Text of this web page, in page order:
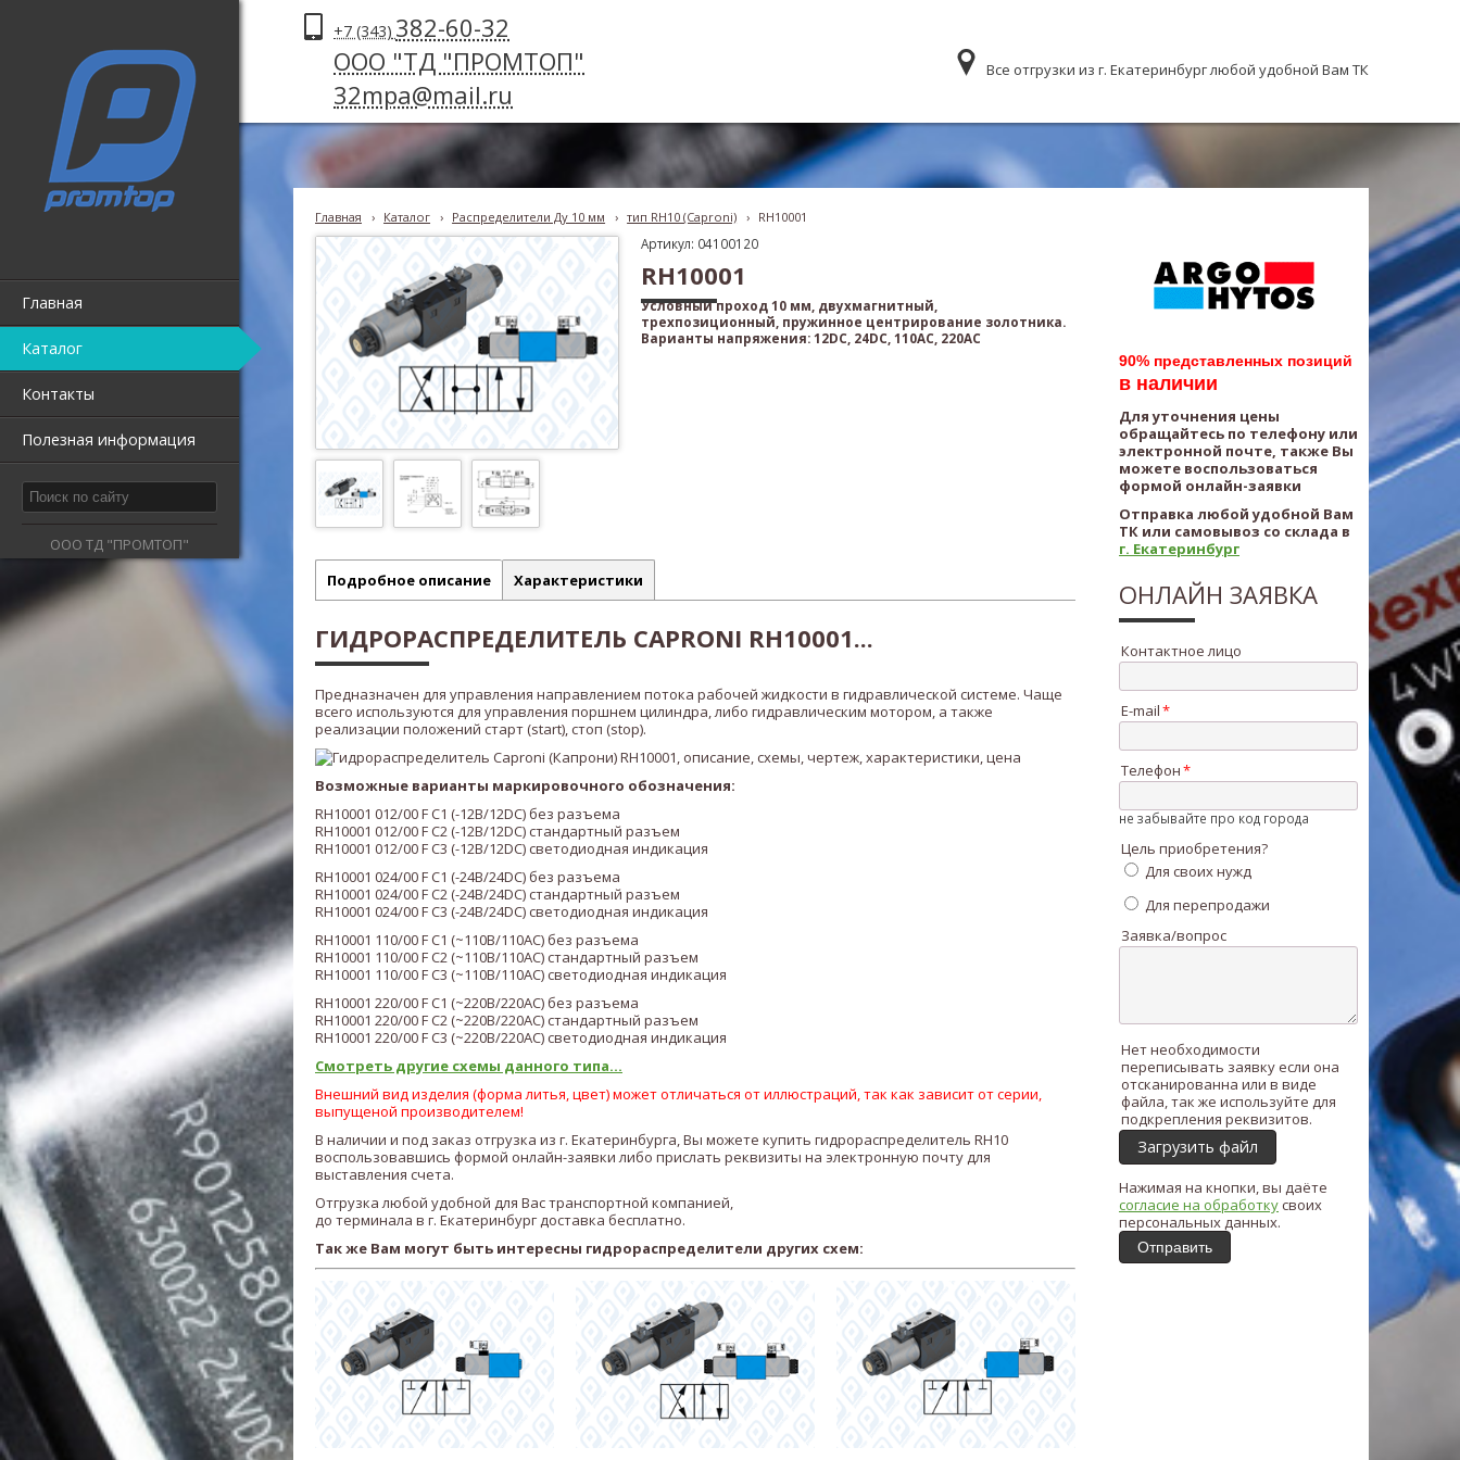
Главная
Каталог
Контакты
Полезная информация
ООО ТД "ПРОМТОП"
+7 (343) 382-60-32
ООО "ТД "ПРОМТОП"
32mpa@mail.ru
Все отгрузки из г. Екатеринбург любой удобной Вам ТК
Главная › Каталог › Распределители Ду 10 мм › тип RH10 (Caproni) › RH10001
Артикул: 04100120
RH10001
Условный проход 10 мм, двухмагнитный,
трехпозиционный, пружинное центрирование золотника.
Варианты напряжения: 12DC, 24DC, 110AC, 220AC
Подробное описание Характеристики
ГИДРОРАСПРЕДЕЛИТЕЛЬ CAPRONI RH10001...
Предназначен для управления направлением потока рабочей жидкости в гидравлической системе. Чаще
всего используются для управления поршнем цилиндра, либо гидравлическим мотором, а также
реализации положений старт (start), стоп (stop).
Возможные варианты маркировочного обозначения:
RH10001 012/00F C1 (-12В/12DC)без разъема
RH10001 012/00F C2 (-12В/12DC)стандартный разъем
RH10001 012/00F C3 (-12В/12DC)светодиодная индикация
RH10001 024/00F C1 (-24В/24DC)без разъема
RH10001 024/00F C2 (-24В/24DC)стандартный разъем
RH10001 024/00F C3 (-24В/24DC)светодиодная индикация
RH10001 110/00F C1 (~110В/110AC)без разъема
RH10001 110/00F C2 (~110В/110AC)стандартный разъем
RH10001 110/00F C3 (~110В/110AC)светодиодная индикация
RH10001 220/00F C1 (~220В/220AC)без разъема
RH10001 220/00F C2 (~220В/220AC)стандартный разъем
RH10001 220/00F C3 (~220В/220AC)светодиодная индикация
Смотреть другие схемы данного типа...
Внешний вид изделия (форма литья, цвет) может отличаться от иллюстраций, так как зависит от серии,
выпущеной производителем!
В наличии и под заказ отгрузка из г. Екатеринбурга, Вы можете купить гидрораспределитель RH10
воспользовавшись формой онлайн-заявки либо прислать реквизиты на электронную почту для
выставления счета.
Отгрузка любой удобной для Вас транспортной компанией,
до терминала в г. Екатеринбург доставка бесплатно.
Так же Вам могут быть интересны гидрораспределители других схем:
90% представленных позиций
в наличии
Для уточнения цены
обращайтесь по телефону или
электронной почте, также Вы
можете воспользоваться
формой онлайн-заявки
Отправка любой удобной Вам
ТК или самовывоз со склада в
г. Екатеринбург
ОНЛАЙН ЗАЯВКА
Контактное лицо
E-mail
Телефон
не забывайте про код города
Цель приобретения?
Для своих нужд
Для перепродажи
Заявка/вопрос
Нет необходимости
переписывать заявку если она
отсканированна или в виде
файла, так же используйте для
подкрепления реквизитов.
Загрузить файл
Нажимая на кнопки, вы даёте
согласие на обработкусвоих
персональных данных.
Отправить